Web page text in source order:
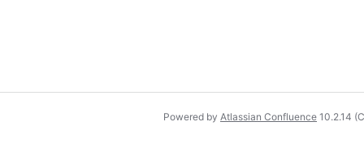
Powered by Atlassian Confluence 10.2.14